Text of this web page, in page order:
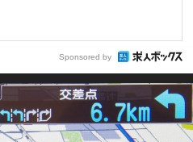
Sponsored by